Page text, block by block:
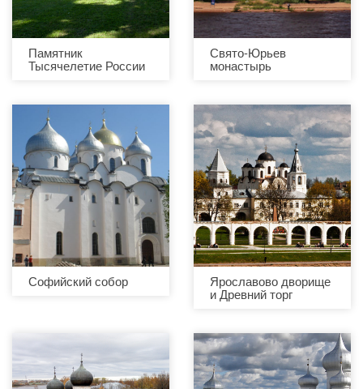
Памятник
Тысячелетие России
Свято-Юрьев
монастырь
Софийский собор Ярославово дворище
и Древний торг